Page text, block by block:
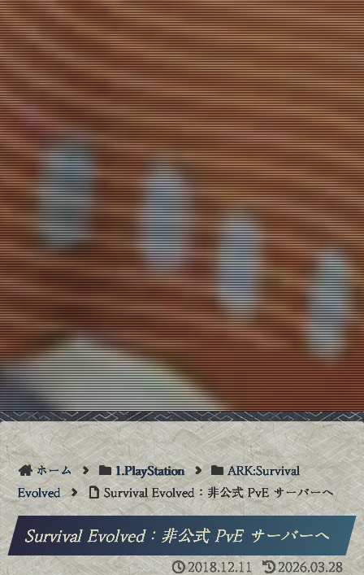
ホーム 1.PlayStation
ARK:Survival
Evolved
Survival Evolved：非公式 PvE サーバーへ
Survival Evolved：非公式 PvE サーバーへ
2018.12.11 2026.03.28